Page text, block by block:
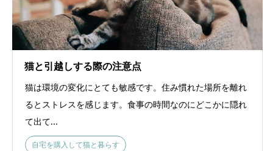
猫と引越しする際の注意点
猫は環境の変化にとても敏感です。住み慣れた場所を離れ
るとストレスを感じます。食事の時間なのにどこかに隠れ
て出て...
自宅を購入して猫と暮らす